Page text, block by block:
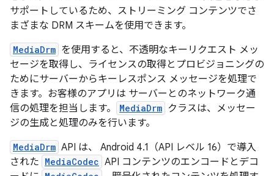
サポートしているため、ストリーミング コンテンツでさ
まざまな DRM スキームを使用できます。
MediaDrm を使用すると、不透明なキーリクエスト メッ
セージを取得し、ライセンスの取得とプロビジョニングの
ためにサーバーからキーレスポンス メッセージを処理で
きます。お客様のアプリは サーバーとのネットワーク通
信の処理を担当します。
MediaDrm クラスは、メッセー
ジの生成と処理のみを行います。
MediaDrm API は、 Android 4.1（API レベル 16）で導入
された MediaCodec API コンテンツのエンコードとデコ